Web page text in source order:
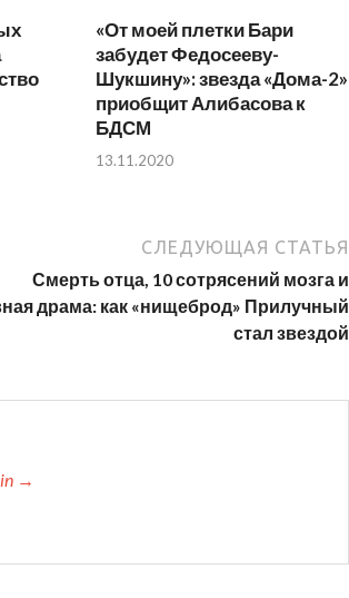
«От моей плетки Бари
забудет Федосееву-
Шукшину»: звезда «Дома-2»
приобщит Алибасова к
БДСМ
13.11.2020
СЛЕДУЮЩАЯ СТАТЬЯ
Смерть отца, 10 сотрясений мозга и
драма: как «нищеброд» Прилучный
стал звездой
→